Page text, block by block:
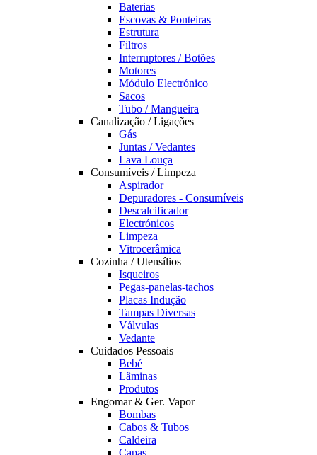
Baterias
Escovas & Ponteiras
Estrutura
Filtros
Interruptores / Botões
Motores
Módulo Electrónico
Sacos
Tubo / Mangueira
Canalização / Ligações
Gás
Juntas / Vedantes
Lava Louça
Consumíveis / Limpeza
Aspirador
Depuradores - Consumíveis
Descalcificador
Electrónicos
Limpeza
Vitrocerâmica
Cozinha / Utensílios
Isqueiros
Pegas-panelas-tachos
Placas Indução
Tampas Diversas
Válvulas
Vedante
Cuidados Pessoais
Bebé
Lâminas
Produtos
Engomar & Ger. Vapor
Bombas
Cabos & Tubos
Caldeira
Capas